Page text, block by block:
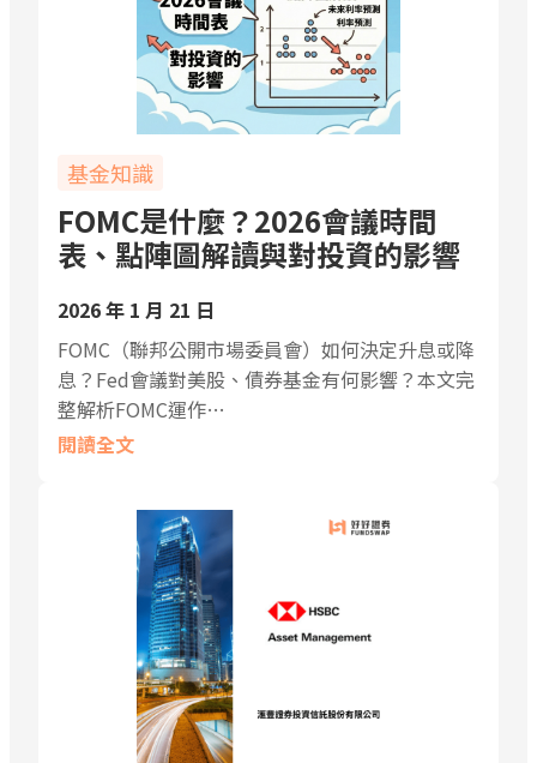
基金知識
FOMC是什麼？2026會議時間
表、點陣圖解讀與對投資的影響
2026 年 1 月 21 日
FOMC（聯邦公開市場委員會）如何決定升息或降
息？Fed會議對美股、債券基金有何影響？本文完
整解析FOMC運作…
閱讀全文